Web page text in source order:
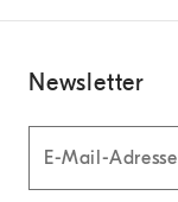
Newsletter